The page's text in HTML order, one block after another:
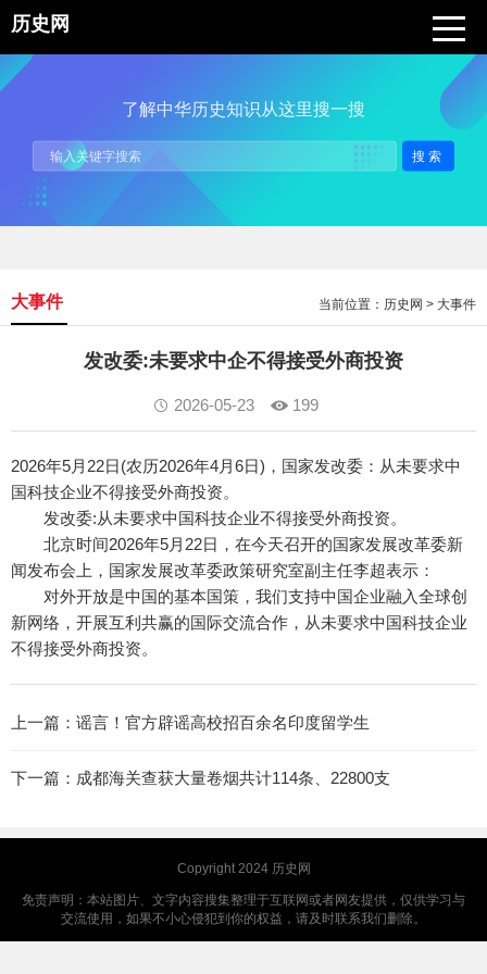
历史网
了解中华历史知识从这里搜一搜
搜索
当前位置： 历史网 > 大事件
大事件
发改委:未要求中企不得接受外商投资
2026-05-23 199
2026年5月22日(农历2026年4月6日)，国家发改委：从未要求中
国科技企业不得接受外商投资。
发改委:从未要求中国科技企业不得接受外商投资。
北京时间2026年5月22日，在今天召开的国家发展改革委新
闻发布会上，国家发展改革委政策研究室副主任李超表示：
对外开放是中国的基本国策，我们支持中国企业融入全球创
新网络，开展互利共赢的国际交流合作，从未要求中国科技企业
不得接受外商投资。‌‌
上一篇： 谣言！官方辟谣高校招百余名印度留学生
下一篇： 成都海关查获大量卷烟共计114条、22800支
Copyright 2024 历史网
免责声明：本站图片、文字内容搜集整理于互联网或者网友提供，仅供学习与
交流使用，如果不小心侵犯到你的权益，请及时联系我们删除。